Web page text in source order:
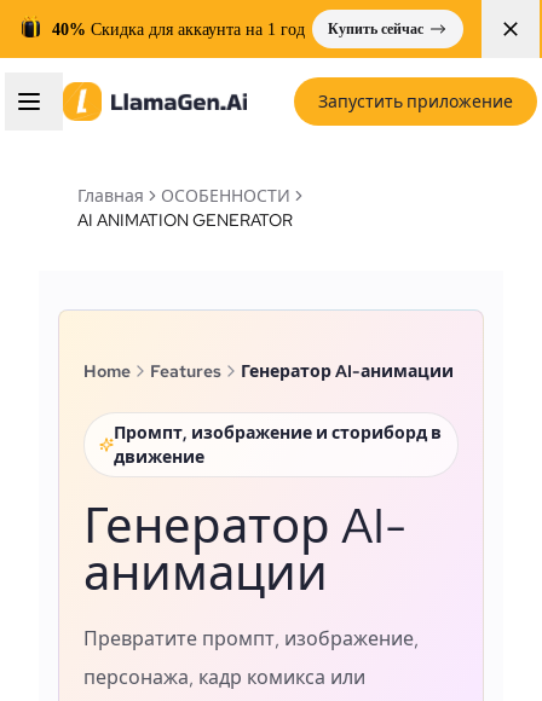
40% Скидка для аккаунта на 1 год Купить сейчас
Запустить приложение
Главная
ОСОБЕННОСТИ
AI ANIMATION GENERATOR
Home Features Генератор AI-анимации
Промпт, изображение и сториборд в
движение
Генератор AI-
анимации
Превратите промпт, изображение,
персонажа, кадр комикса или